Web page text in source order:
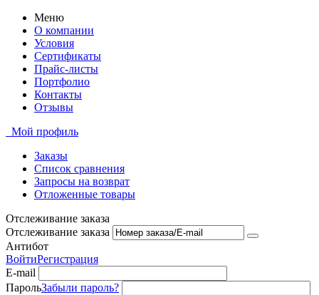
Меню
О компании
Условия
Сертификаты
Прайс-листы
Портфолио
Контакты
Отзывы
Мой профиль
Заказы
Список сравнения
Запросы на возврат
Отложенные товары
Отслеживание заказа
Отслеживание заказа
Антибот
ВойтиРегистрация
E-mail
ПарольЗабыли пароль?